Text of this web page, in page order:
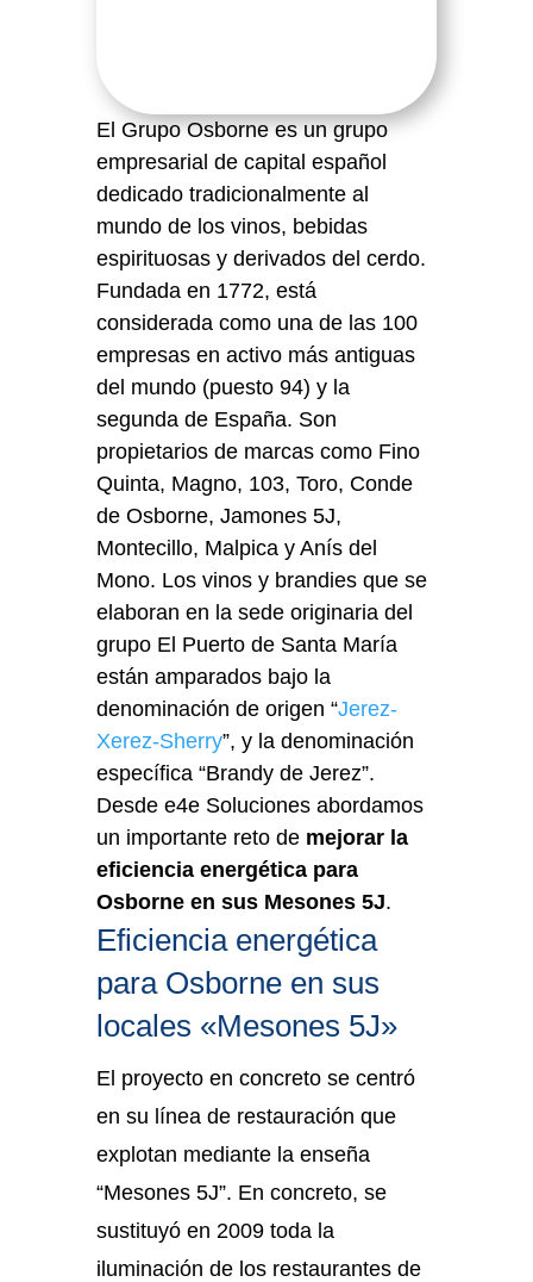
El Grupo Osborne es un grupo
empresarial de capital español
dedicado tradicionalmente al
mundo de los vinos, bebidas
espirituosas y derivados del cerdo.
Fundada en 1772, está
considerada como una de las 100
empresas en activo más antiguas
del mundo (puesto 94) y la
segunda de España. Son
propietarios de marcas como Fino
Quinta, Magno, 103, Toro, Conde
de Osborne, Jamones 5J,
Montecillo, Malpica y Anís del
Mono. Los vinos y brandies que se
elaboran en la sede originaria del
grupo El Puerto de Santa María
están amparados bajo la
denominación de origen “Jerez-
Xerez-Sherry”, y la denominación
específica “Brandy de Jerez”.
Desde e4e Soluciones abordamos
un importante reto de mejorar la
eficiencia energética para
Osborne en sus Mesones 5J.
Eficiencia energética
para Osborne en sus
locales «Mesones 5J»
El proyecto en concreto se centró
en su línea de restauración que
explotan mediante la enseña
“Mesones 5J”. En concreto, se
sustituyó en 2009 toda la
iluminación de los restaurantes de